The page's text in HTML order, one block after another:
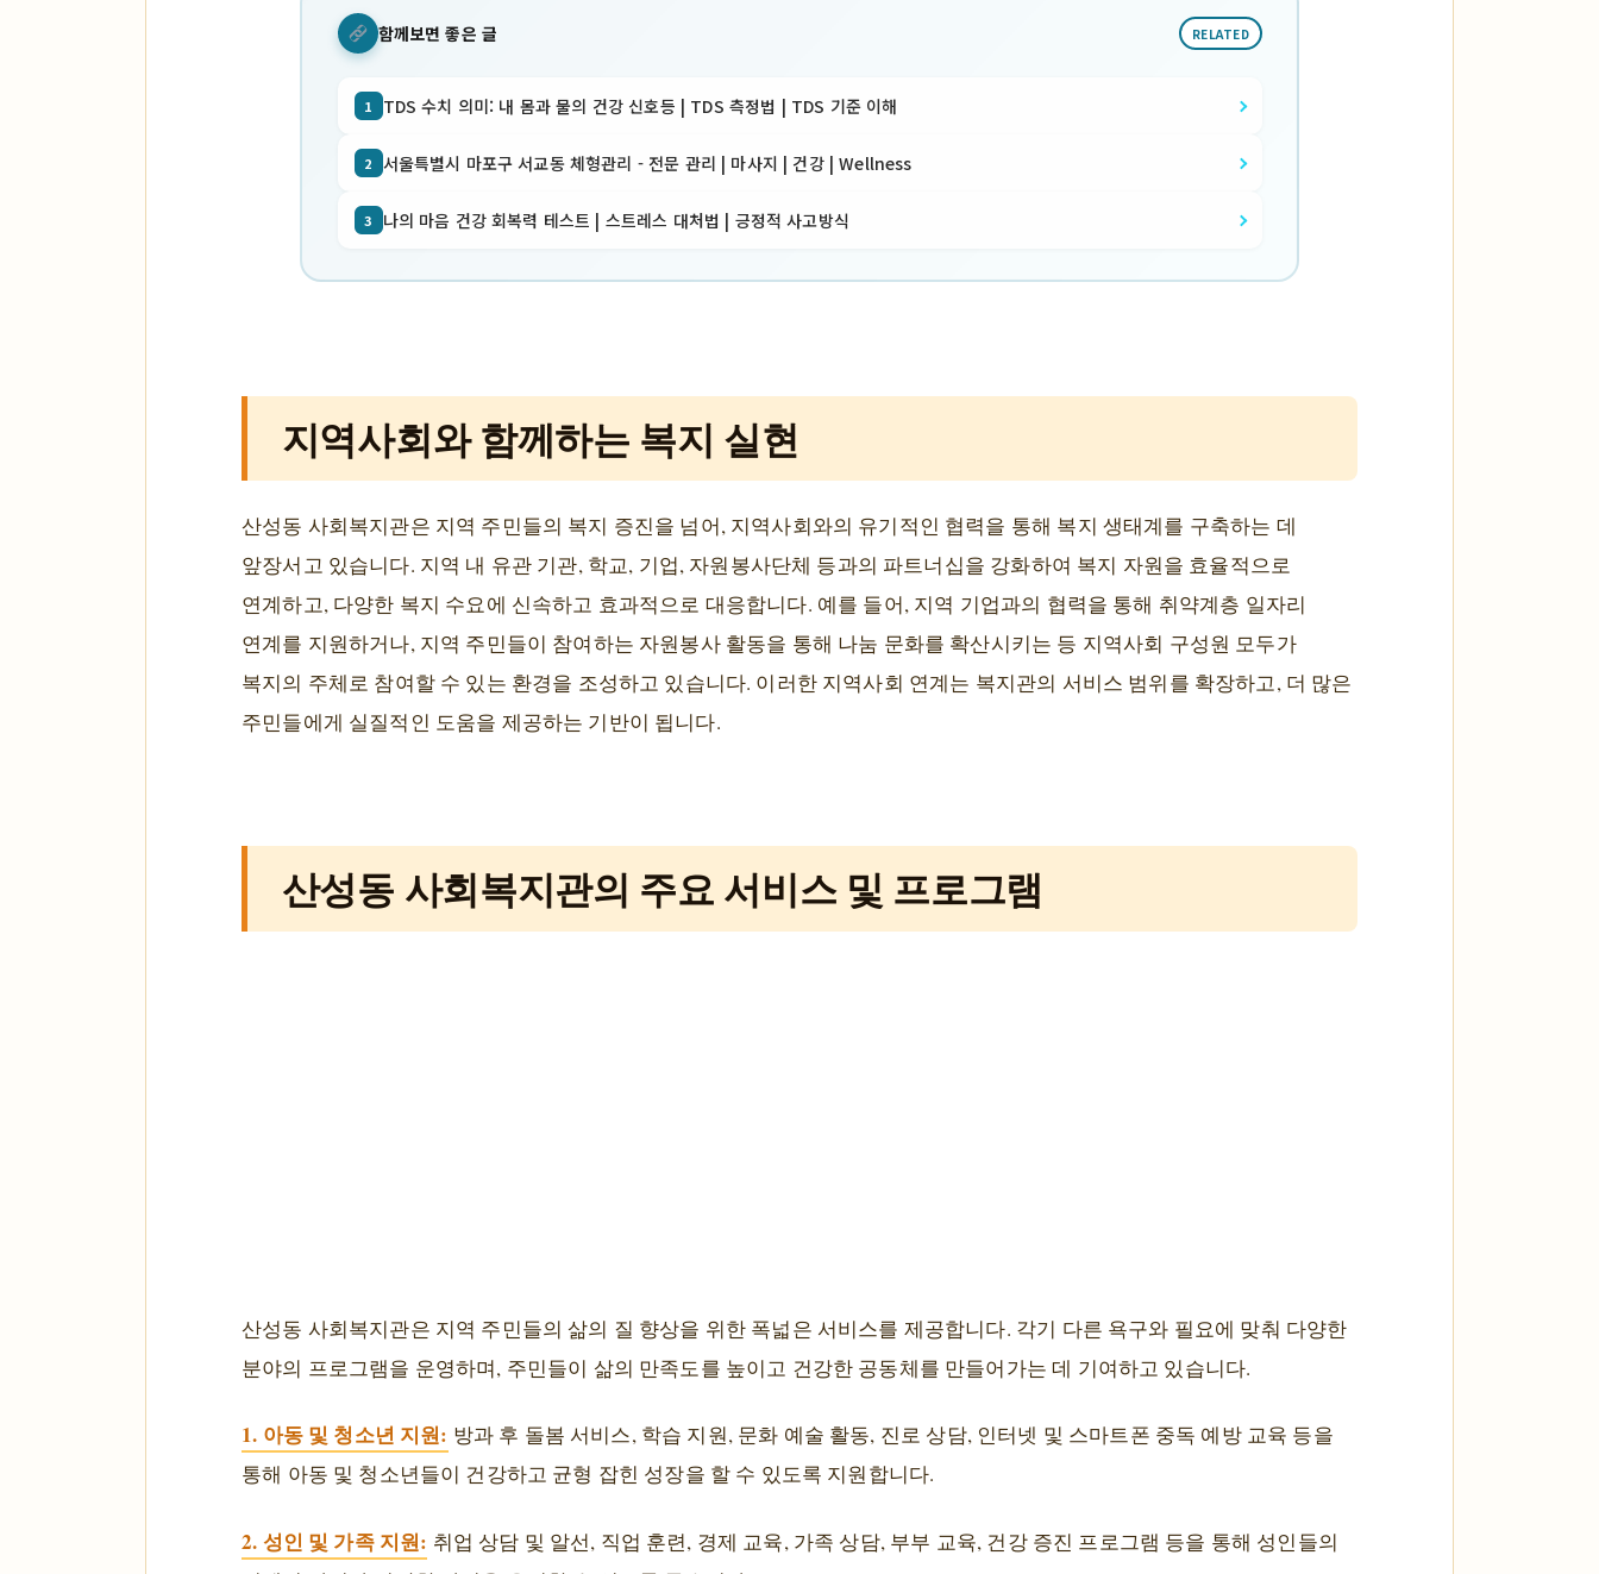
함께보면 좋은 글 RELATED
1 TDS 수치 의미: 내 몸과 물의 건강 신호등 | TDS 측정법 | TDS 기준 이해
2 서울특별시 마포구 서교동 체형관리 - 전문 관리 | 마사지 | 건강 | Wellness
3 나의 마음 건강 회복력 테스트 | 스트레스 대처법 | 긍정적 사고방식
지역사회와 함께하는 복지 실현
산성동 사회복지관은 지역 주민들의 복지 증진을 넘어, 지역사회와의 유기적인 협력을 통해 복지 생태계를 구축하는 데
앞장서고 있습니다. 지역 내 유관 기관, 학교, 기업, 자원봉사단체 등과의 파트너십을 강화하여 복지 자원을 효율적으로
연계하고, 다양한 복지 수요에 신속하고 효과적으로 대응합니다. 예를 들어, 지역 기업과의 협력을 통해 취약계층 일자리
연계를 지원하거나, 지역 주민들이 참여하는 자원봉사 활동을 통해 나눔 문화를 확산시키는 등 지역사회 구성원 모두가
복지의 주체로 참여할 수 있는 환경을 조성하고 있습니다. 이러한 지역사회 연계는 복지관의 서비스 범위를 확장하고, 더 많은
주민들에게 실질적인 도움을 제공하는 기반이 됩니다.
산성동 사회복지관의 주요 서비스 및 프로그램
산성동 사회복지관은 지역 주민들의 삶의 질 향상을 위한 폭넓은 서비스를 제공합니다. 각기 다른 욕구와 필요에 맞춰 다양한
분야의 프로그램을 운영하며, 주민들이 삶의 만족도를 높이고 건강한 공동체를 만들어가는 데 기여하고 있습니다.
1. 아동 및 청소년 지원: 방과 후 돌봄 서비스, 학습 지원, 문화 예술 활동, 진로 상담, 인터넷 및 스마트폰 중독 예방 교육 등을
통해 아동 및 청소년들이 건강하고 균형 잡힌 성장을 할 수 있도록 지원합니다.
2. 성인 및 가족 지원: 취업 상담 및 알선, 직업 훈련, 경제 교육, 가족 상담, 부부 교육, 건강 증진 프로그램 등을 통해 성인들의